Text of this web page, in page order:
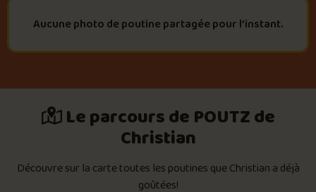
Aucune photo de poutine partagée pour l’instant.
Le parcours de POUTZ de
Christian
Découvre sur la carte toutes les poutines que Christian a déjà
goûtées!